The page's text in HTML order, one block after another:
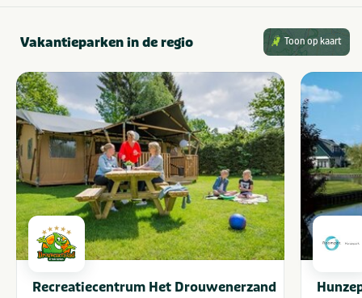
Vakantieparken in de regio Toon op kaart
Recreatiecentrum Het Drouwenerzand